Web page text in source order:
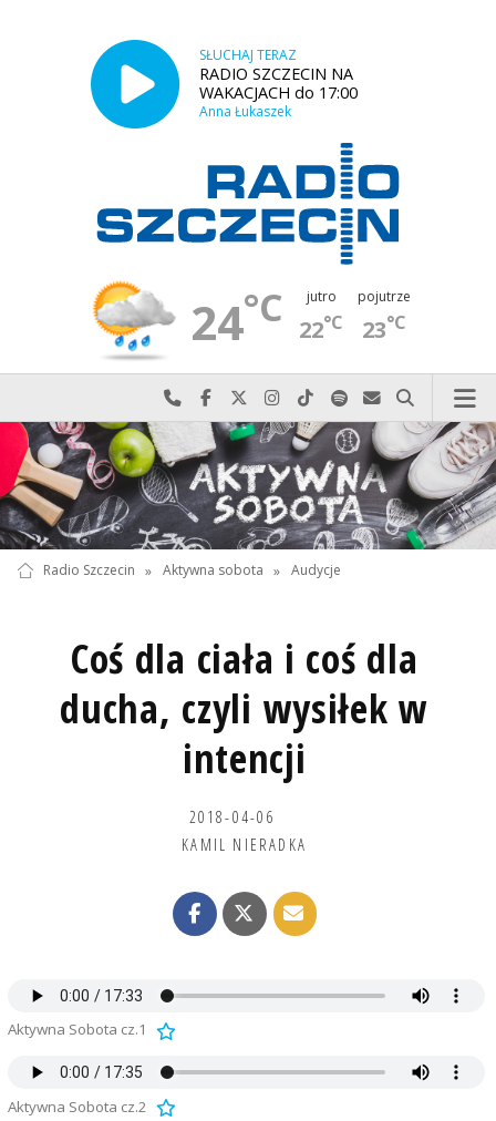
SŁUCHAJ TERAZ
RADIO SZCZECIN NA
WAKACJACH do 17:00
Anna Łukaszek
24°C jutro
22°C
pojutrze
23°C
Najlepiej po prostu do nas zadzwoń
Odwiedź nas na Facebook-u
Odwiedź nas na X
Odwiedź nas na Instagram-ie
Odwiedź nas na TikTok-u
Szukaj nas na Spotify
Wyślij do nas
Szukaj
Radio Szczecin » Aktywna sobota » Audycje
Coś dla ciała i coś dla
ducha, czyli wysiłek w
intencji
2018-04-06
KAMIL NIERADKA
Aktywna Sobota cz.1
Aktywna Sobota cz.2